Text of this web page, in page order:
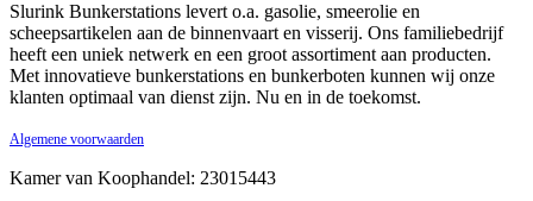
Slurink Bunkerstations levert o.a. gasolie, smeerolie en
scheepsartikelen aan de binnenvaart en visserij. Ons familiebedrijf
heeft een uniek netwerk en een groot assortiment aan producten.
Met innovatieve bunkerstations en bunkerboten kunnen wij onze
klanten optimaal van dienst zijn. Nu en in de toekomst.
Algemene voorwaarden
Kamer van Koophandel: 23015443